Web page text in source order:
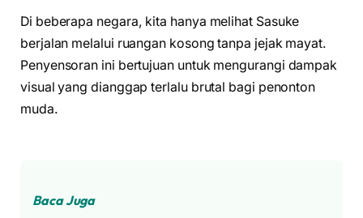
Di beberapa negara, kita hanya melihat Sasuke
berjalan melalui ruangan kosong tanpa jejak mayat.
Penyensoran ini bertujuan untuk mengurangi dampak
visual yang dianggap terlalu brutal bagi penonton
muda.
Baca Juga